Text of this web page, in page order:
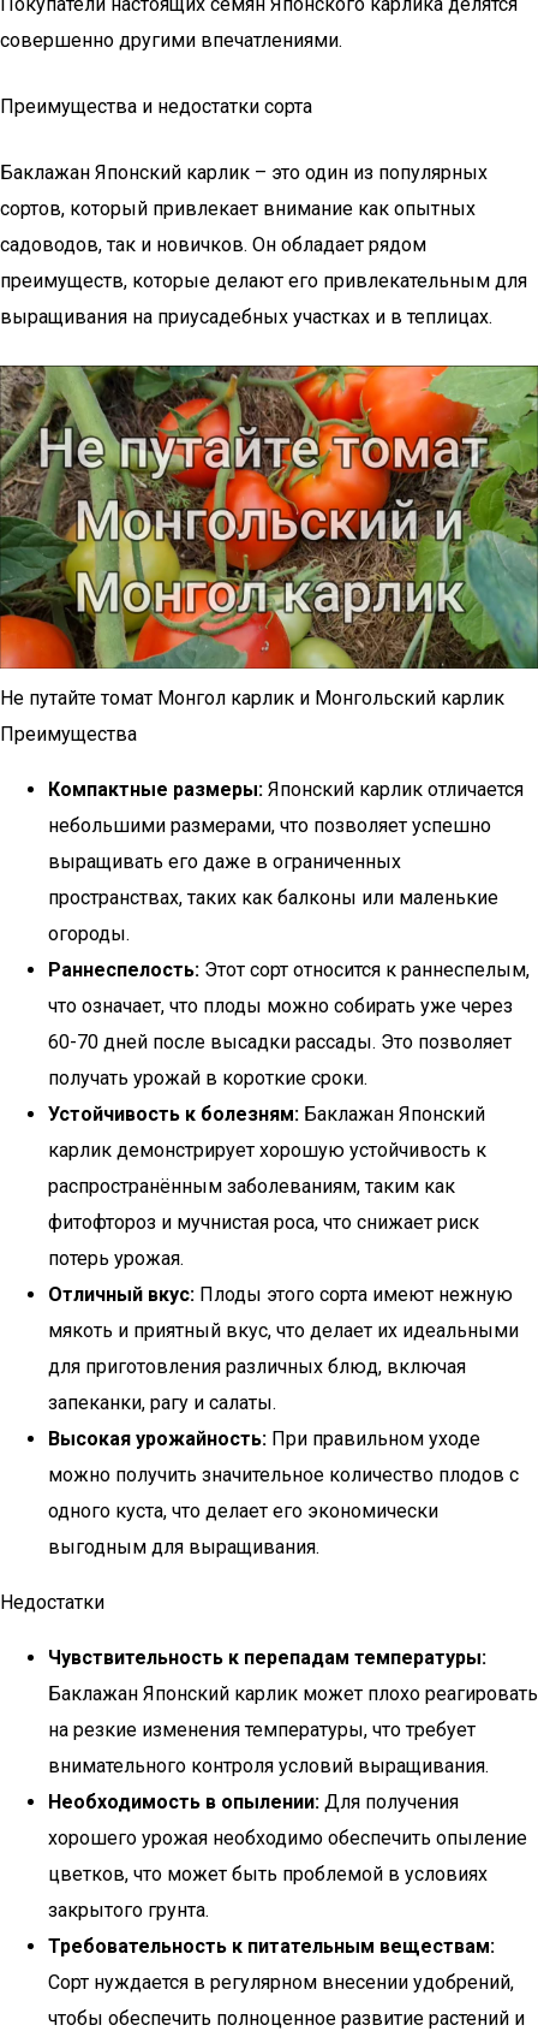
совершенно другими впечатлениями.
Преимущества и недостатки сорта
Баклажан Японский карлик – это один из популярных
сортов, который привлекает внимание как опытных
садоводов, так и новичков. Он обладает рядом
преимуществ, которые делают его привлекательным для
выращивания на приусадебных участках и в теплицах.
Не путайте томат Монгол карлик и Монгольский карлик
Преимущества
Компактные размеры: Японский карлик отличается
небольшими размерами, что позволяет успешно
выращивать его даже в ограниченных
пространствах, таких как балконы или маленькие
огороды.
Раннеспелость: Этот сорт относится к раннеспелым,
что означает, что плоды можно собирать уже через
60-70 дней после высадки рассады. Это позволяет
получать урожай в короткие сроки.
Устойчивость к болезням: Баклажан Японский
карлик демонстрирует хорошую устойчивость к
распространённым заболеваниям, таким как
фитофтороз и мучнистая роса, что снижает риск
потерь урожая.
Отличный вкус: Плоды этого сорта имеют нежную
мякоть и приятный вкус, что делает их идеальными
для приготовления различных блюд, включая
запеканки, рагу и салаты.
Высокая урожайность: При правильном уходе
можно получить значительное количество плодов с
одного куста, что делает его экономически
выгодным для выращивания.
Недостатки
Чувствительность к перепадам температуры:
Баклажан Японский карлик может плохо реагировать
на резкие изменения температуры, что требует
внимательного контроля условий выращивания.
Необходимость в опылении: Для получения
хорошего урожая необходимо обеспечить опыление
цветков, что может быть проблемой в условиях
закрытого грунта.
Требовательность к питательным веществам:
Сорт нуждается в регулярном внесении удобрений,
чтобы обеспечить полноценное развитие растений и